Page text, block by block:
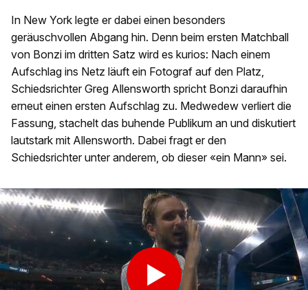
In New York legte er dabei einen besonders
geräuschvollen Abgang hin. Denn beim ersten Matchball
von Bonzi im dritten Satz wird es kurios: Nach einem
Aufschlag ins Netz läuft ein Fotograf auf den Platz,
Schiedsrichter Greg Allensworth spricht Bonzi daraufhin
erneut einen ersten Aufschlag zu. Medwedew verliert die
Fassung, stachelt das buhende Publikum an und diskutiert
lautstark mit Allensworth. Dabei fragt er den
Schiedsrichter unter anderem, ob dieser «ein Mann» sei.